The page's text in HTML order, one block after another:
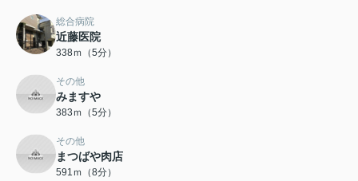
総合病院
近藤医院
338ｍ（5分）
その他
みますや
383ｍ（5分）
その他
まつばや肉店
591ｍ（8分）